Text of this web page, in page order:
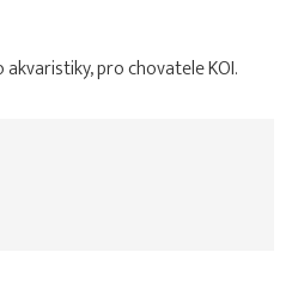
pro chovatele KOI.